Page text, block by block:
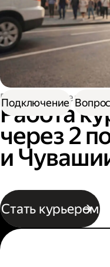
Работа водителем
Работа
через 2
и
Стать курьером
Подключение